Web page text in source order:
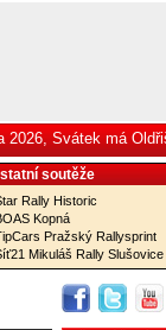
2026, Svátek má
soutěže
Rally Historic
Kopná
Pražský Rallysprint
Mikuláš Rally Slušovice